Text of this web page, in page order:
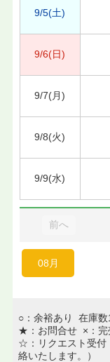
9/5(土)
9/6(日)
9/7(月)
9/8(火)
9/9(水)
前へ
08月
○：余裕あり 在庫
★：お問合せ ×：完
☆：リクエスト受付
絡いたします。）